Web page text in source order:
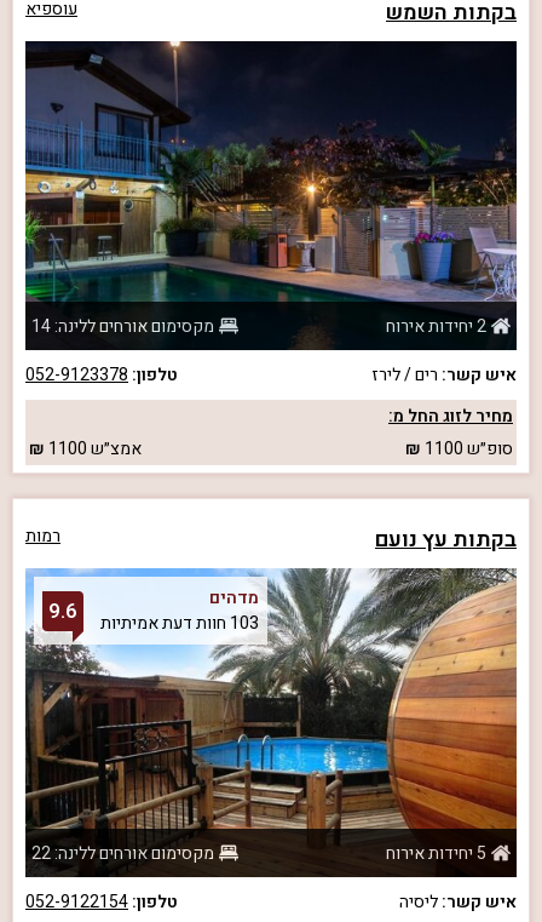
בקתות השמש עוספיא
2 יחידות אירוח
מקסימום אורחים ללינה: 14
איש קשר: רים / לירז טלפון: 052-9123378
מחיר לזוג החל מ:
סופ״ש1100 אמצ״ש1100
בקתות עץ נועם רמות
מדהים
103 חוות דעת אמיתיות
9.6
5 יחידות אירוח
מקסימום אורחים ללינה: 22
איש קשר:ליסיה טלפון:052-9122154